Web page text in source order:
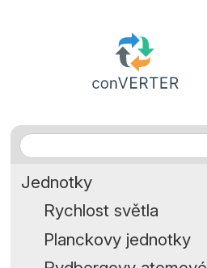
Jednotky
Rychlost světla
Planckovy jednotky